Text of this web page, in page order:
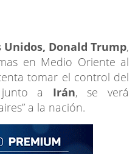
Unidos, Donald Trump,
en Medio Oriente al
tomar el control del
junto a Irán, se verá
a la nación.